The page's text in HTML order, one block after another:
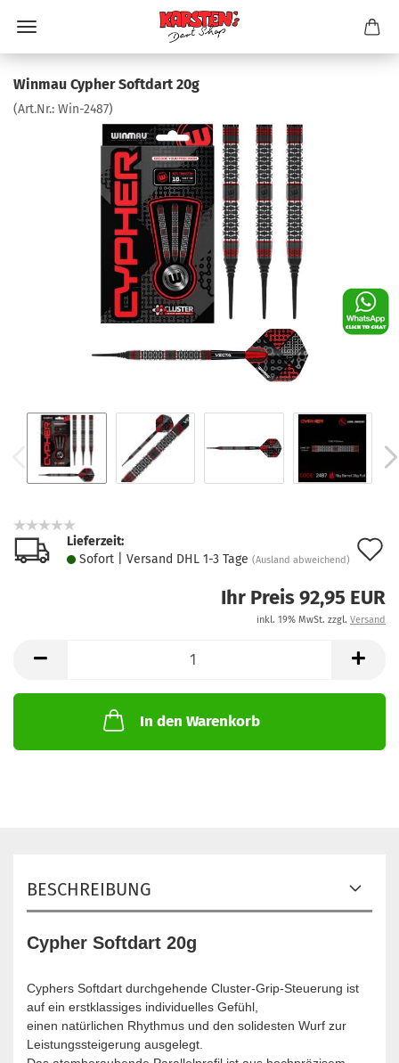
Winmau Cypher Softdart 20g
(Art.Nr.: Win-2487)
Lieferzeit:
Sofort | Versand DHL 1-3 Tage (Ausland abweichend)
Ihr Preis 92,95 EUR
inkl. 19% MwSt. zzgl. Versand
In den Warenkorb
BESCHREIBUNG
Cypher Softdart 20g
Cyphers Softdart durchgehende Cluster-Grip-Steuerung ist
auf ein erstklassiges individuelles Gefühl,
einen natürlichen Rhythmus und den solidesten Wurf zur
Leistungssteigerung ausgelegt.